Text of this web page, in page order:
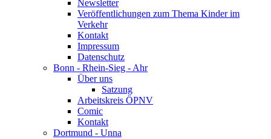
Newsletter
Veröffentlichungen zum Thema Kinder im
Verkehr
Kontakt
Impressum
Datenschutz
Bonn - Rhein-Sieg - Ahr
Über uns
Satzung
Arbeitskreis ÖPNV
Comic
Kontakt
Dortmund - Unna